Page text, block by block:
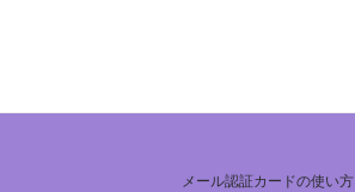
メール認証カードの使い方